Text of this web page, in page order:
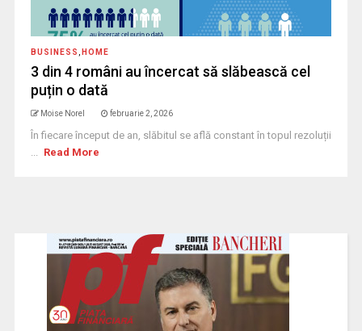
BUSINESS HOME
3 din 4 români au încercat să slăbească cel
puțin o dată
Moise Norel februarie 2, 2026
În fiecare început de an, slăbitul se află constant în topul rezoluții
... Read More